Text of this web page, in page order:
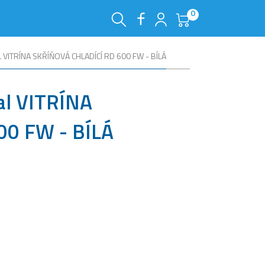
0
VITRÍNA SKŘÍŇOVÁ CHLADÍCÍ RD 600 FW - BÍLÁ
VITRÍNA
FW - BÍLÁ